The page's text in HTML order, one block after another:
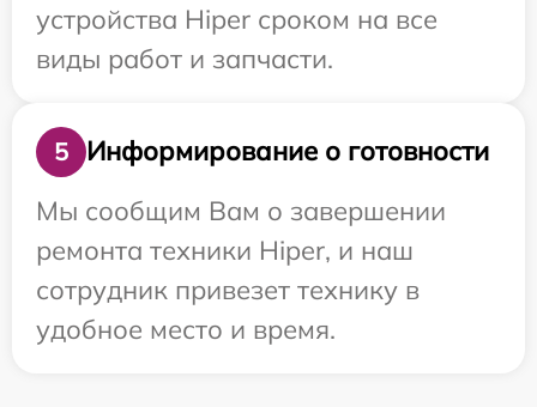
устройства Hiper сроком на все
виды работ и запчасти.
5
Информирование о готовности
Мы сообщим Вам о завершении
ремонта техники Hiper, и наш
сотрудник привезет технику в
удобное место и время.